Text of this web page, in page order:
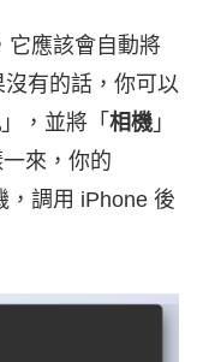
它應該會自動將
有的話，你可以
」，並將「 相機 」
一來，你的
，調用 iPhone 後